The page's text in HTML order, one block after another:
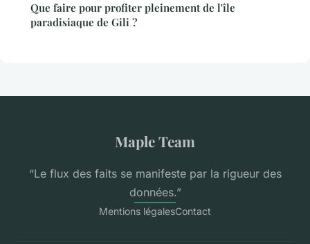
Que faire pour profiter pleinement de l'île
paradisiaque de Gili ?
Maple Team
“Le flux des faits se manifeste par la rigueur des
données.”
Mentions légalesContact